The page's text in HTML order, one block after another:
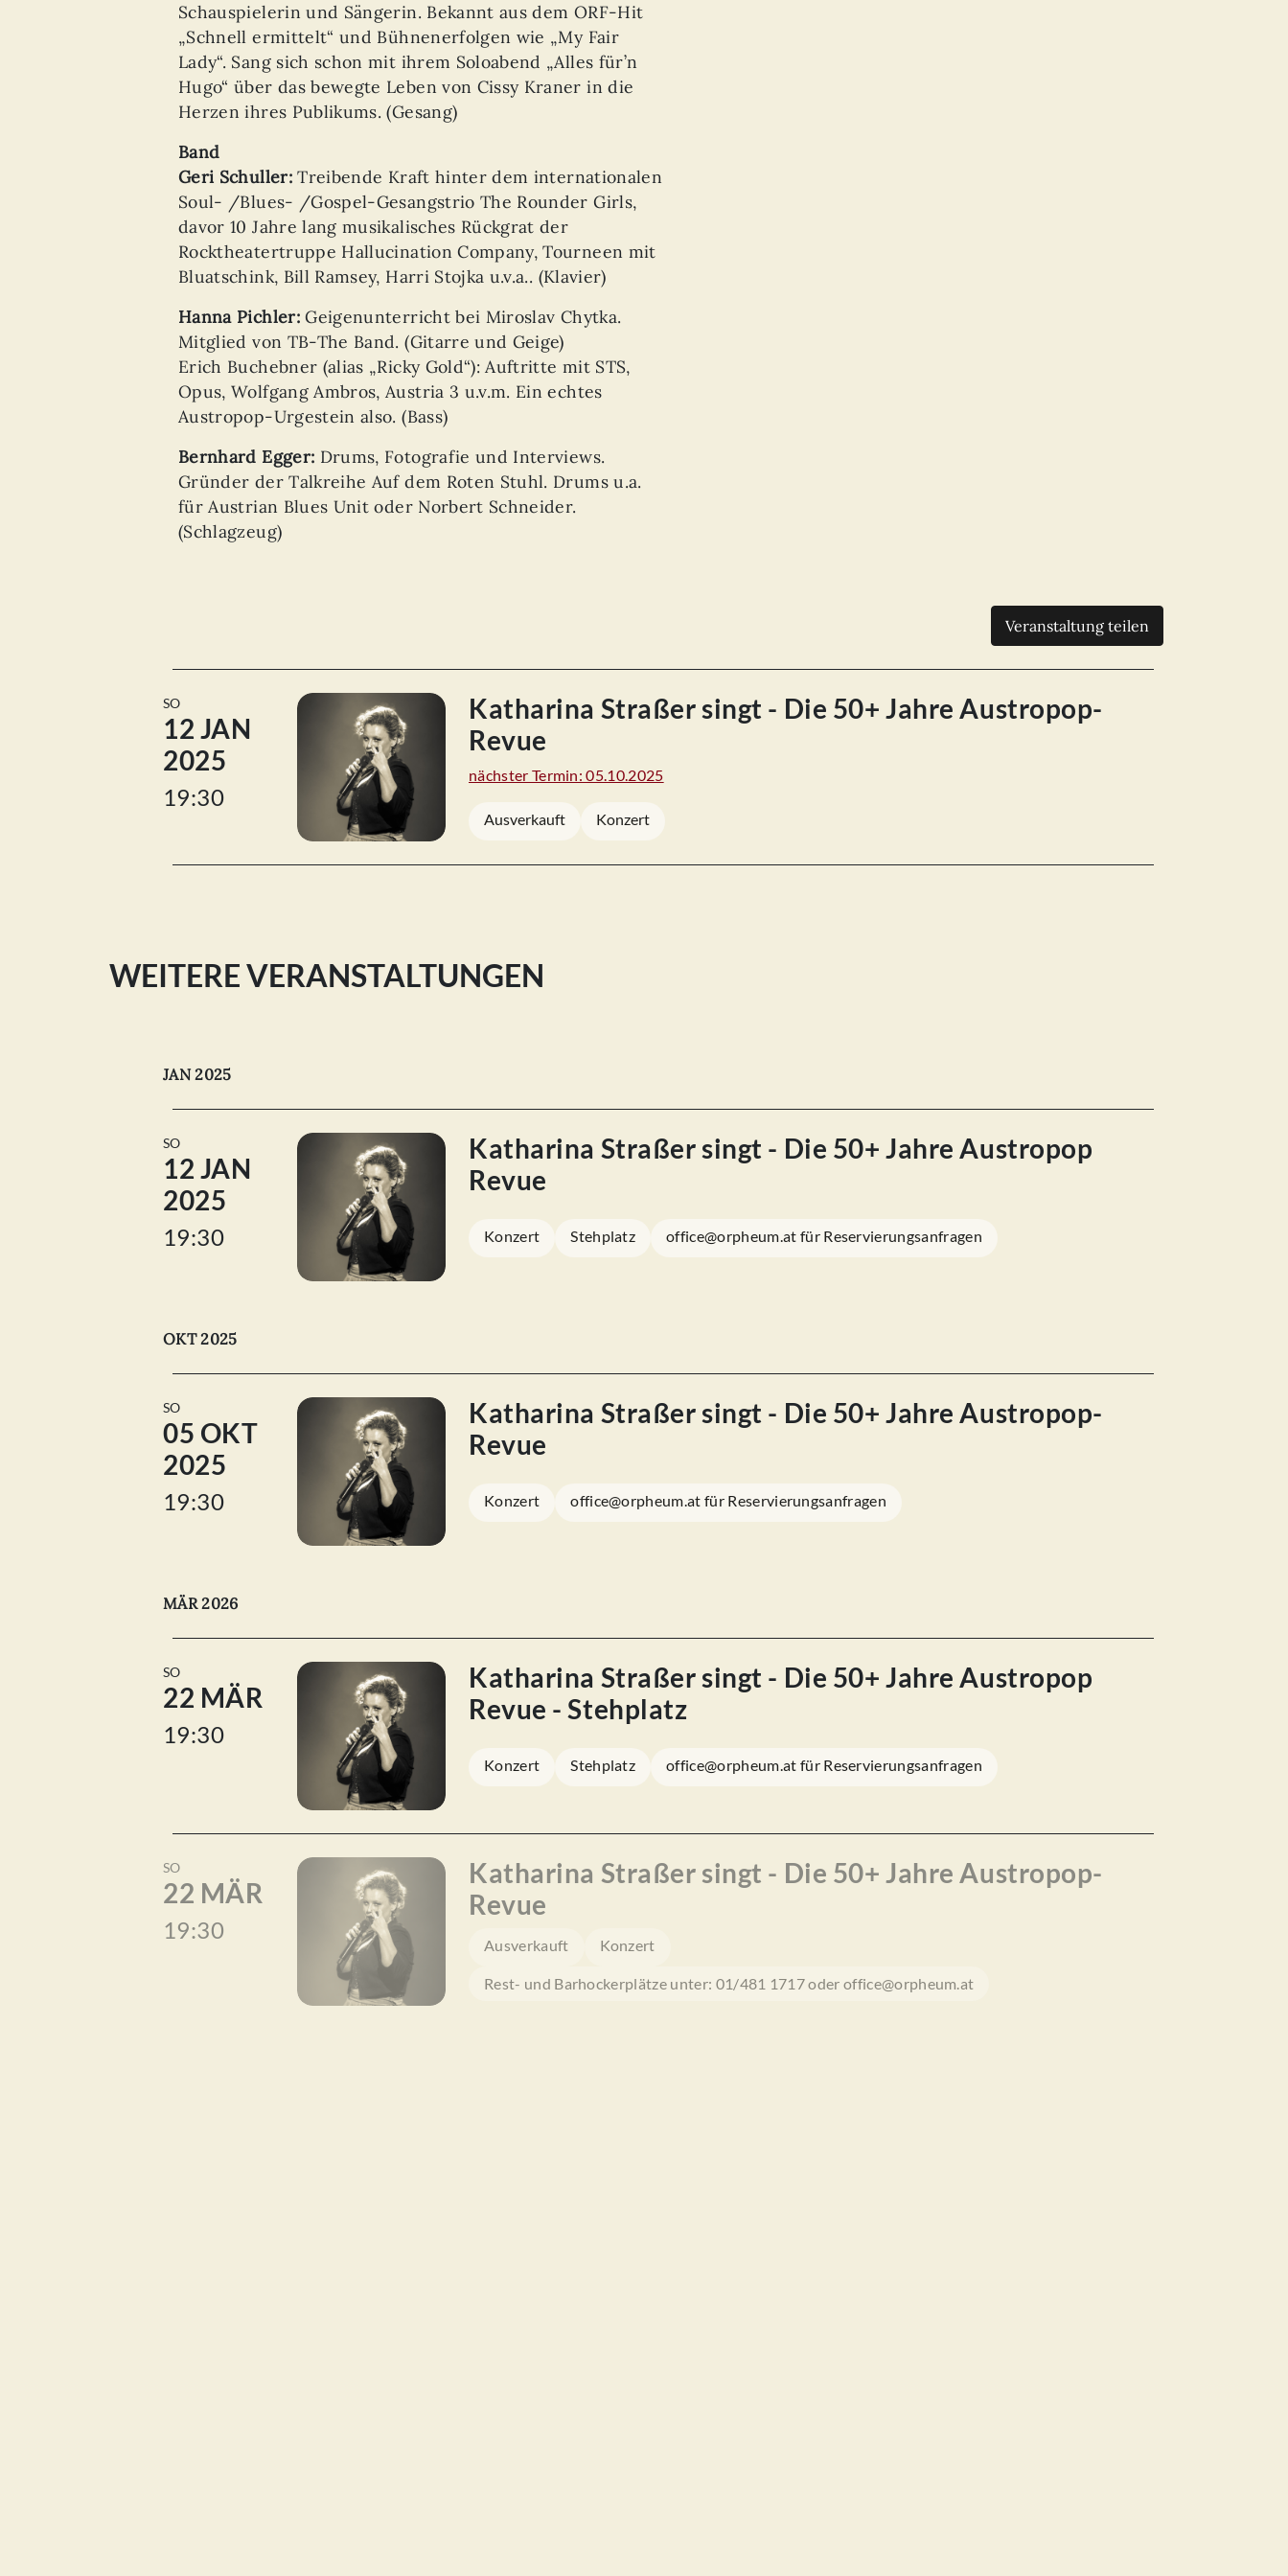
Schauspielerin und Sängerin. Bekannt aus dem ORF-Hit
„Schnell ermittelt“ und Bühnenerfolgen wie „My Fair
Lady“. Sang sich schon mit ihrem Soloabend „Alles für’n
Hugo“ über das bewegte Leben von Cissy Kraner in die
Herzen ihres Publikums. (Gesang)
Band
Geri Schuller:Treibende Kraft hinter dem internationalen
Soul- /Blues- /Gospel-Gesangstrio The Rounder Girls,
davor 10 Jahre lang musikalisches Rückgrat der
Rocktheatertruppe Hallucination Company, Tourneen mit
Bluatschink, Bill Ramsey, Harri Stojka u.v.a.. (Klavier)
Hanna Pichler:Geigenunterricht bei Miroslav Chytka.
Mitglied von TB-The Band. (Gitarre und Geige)
Erich Buchebner (alias „Ricky Gold“): Auftritte mit STS,
Opus, Wolfgang Ambros, Austria 3 u.v.m. Ein echtes
Austropop-Urgestein also. (Bass)
Bernhard Egger: Drums, Fotografie und Interviews.
Gründer der Talkreihe Auf dem Roten Stuhl. Drums u.a.
für Austrian Blues Unit oder Norbert Schneider.
(Schlagzeug)
Veranstaltung teilen
SO
12 JAN
2025
19:30
Katharina Straßer singt - Die 50+ Jahre Austropop-
Revue
nächster Termin: 05.10.2025
Ausverkauft Konzert
WEITERE VERANSTALTUNGEN
JAN 2025
SO
12 JAN
2025
19:30
Katharina Straßer singt - Die 50+ Jahre Austropop
Revue
Konzert Stehplatz office@orpheum.at für Reservierungsanfragen
OKT 2025
SO
05 OKT
2025
19:30
Katharina Straßer singt - Die 50+ Jahre Austropop-
Revue
Konzert office@orpheum.at für Reservierungsanfragen
MÄR 2026
SO
22 MÄR
19:30
Katharina Straßer singt - Die 50+ Jahre Austropop
Revue - Stehplatz
Konzert Stehplatz office@orpheum.at für Reservierungsanfragen
SO
22 MÄR
19:30
Katharina Straßer singt - Die 50+ Jahre Austropop-
Revue
Ausverkauft Konzert
Rest- und Barhockerplätze unter: 01/481 1717 oder office@orpheum.at